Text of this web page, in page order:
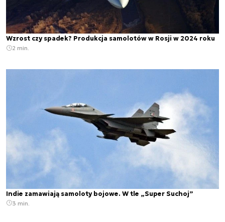
Wzrost czy spadek? Produkcja samolotów w Rosji w 2024 roku
2 min.
Indie zamawiają samoloty bojowe. W tle „Super Suchoj”
3 min.